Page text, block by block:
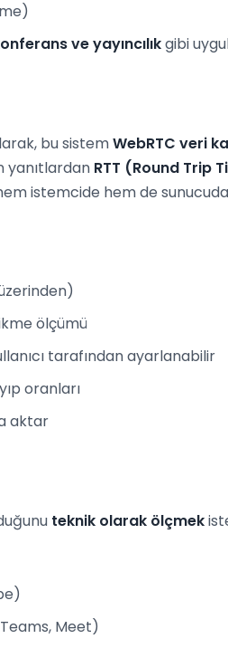
ve yayıncılıkgibi
bu sistemWebRTC veri
yanıtlardan RTT (Round Trip
istemcide hem de
ölçümü
tarafından ayarlanabilir
oranları
aktar
teknik olarak ölçmek
Meet)